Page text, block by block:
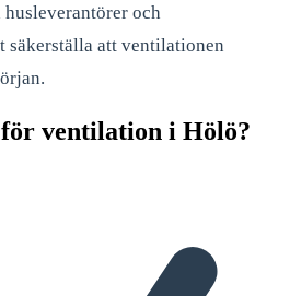
husleverantörer och
säkerställa att ventilationen
ventilation i Hölö?